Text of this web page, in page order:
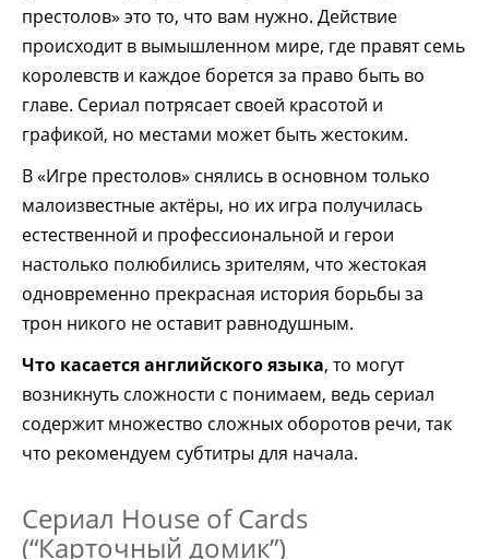
престолов» это то, что вам нужно. Действие
происходит в вымышленном мире, где правят семь
королевств и каждое борется за право быть во
главе. Сериал потрясает своей красотой и
графикой, но местами может быть жестоким.
В «Игре престолов» снялись в основном только
малоизвестные актёры, но их игра получилась
естественной и профессиональной и герои
настолько полюбились зрителям, что жестокая
одновременно прекрасная история борьбы за
трон никого не оставит равнодушным.
Что касается английского языка, то могут
возникнуть сложности с понимаем, ведь сериал
содержит множество сложных оборотов речи, так
что рекомендуем субтитры для начала.
Сериал House of Cards
(“Карточный домик”)